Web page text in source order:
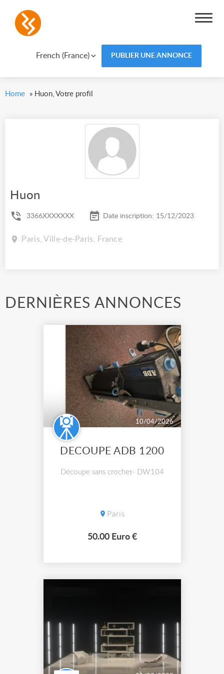
French (France) PUBLIER UNE ANNONCE
Home » Huon, Votre profil
Huon
3366XXXXXXX Date inscription: 15/12/2023
Paris, Ville-de-Paris, France
DERNIÈRES ANNONCES
10/04/2026
DECOUPE ADB 1200
Découpe sans crochet- DW104
Paris
50.00 Euro €